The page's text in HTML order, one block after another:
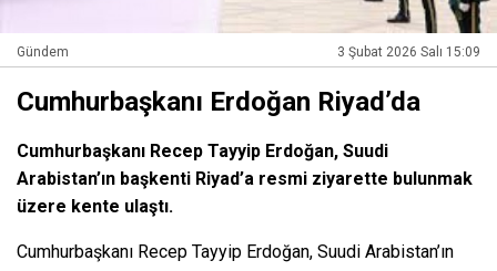
Gündem 3 Şubat 2026 Salı 15:09
Cumhurbaşkanı Erdoğan Riyad’da
Cumhurbaşkanı Recep Tayyip Erdoğan, Suudi
Arabistan’ın başkenti Riyad’a resmi ziyarette bulunmak
üzere kente ulaştı.
Cumhurbaşkanı Recep Tayyip Erdoğan, Suudi Arabistan’ın